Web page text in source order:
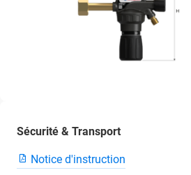
Sécurité & Transport
Notice d'instruction